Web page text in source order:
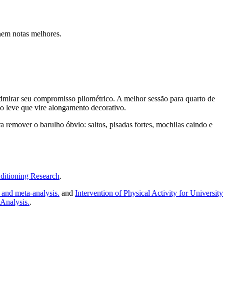
notas melhores.
seu compromisso pliométrico. A melhor sessão para quarto de
leve que vire alongamento decorativo.
remover o barulho óbvio: saltos, pisadas fortes, mochilas caindo e
Research.
meta-analysis. and Intervention of Physical Activity for University
.